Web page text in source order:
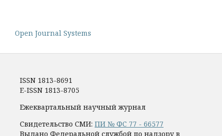
Open Journal Systems
ISSN 1813-8691
E-ISSN 1813-8705
Ежеквартальный научный журнал
Свидетельство СМИ: ПИ № ФС 77 - 66577
Выдано Федеральной службой по надзору в